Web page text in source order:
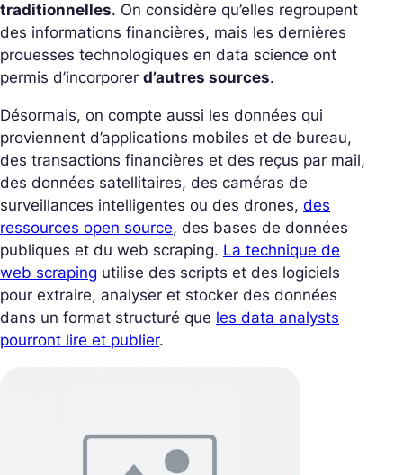
traditionnelles. On considère qu’elles regroupent
des informations financières, mais les dernières
prouesses technologiques en data science ont
permis d’incorporer d’autres sources.
Désormais, on compte aussi les données qui
proviennent d’applications mobiles et de bureau,
des transactions financières et des reçus par mail,
des données satellitaires, des caméras de
surveillances intelligentes ou des drones, des
ressources open source, des bases de données
publiques et du web scraping. La technique de
web scraping utilise des scripts et des logiciels
pour extraire, analyser et stocker des données
dans un format structuré que les data analysts
pourront lire et publier.